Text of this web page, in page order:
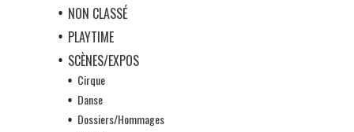
NON CLASSÉ
PLAYTIME
SCÈNES/EXPOS
Cirque
Danse
Dossiers/Hommages